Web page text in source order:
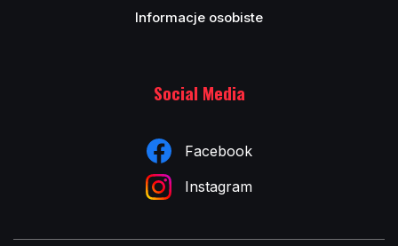
Informacje osobiste
Social Media
Facebook
Instagram